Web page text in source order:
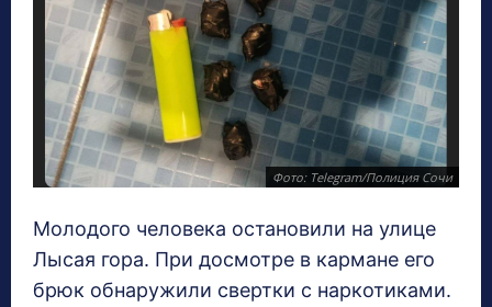
Фото: Telegram/Полиция Сочи
Молодого человека остановили на улице
Лысая гора. При досмотре в кармане его
брюк обнаружили свертки с наркотиками.